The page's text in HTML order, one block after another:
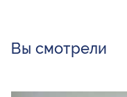
Вы смотрели